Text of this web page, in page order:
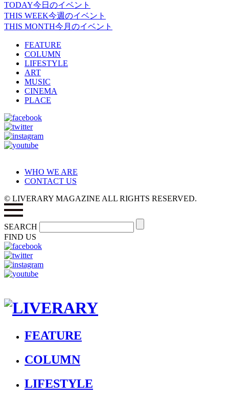
TODAY今日のイベント
THIS WEEK今週のイベント
THIS MONTH今月のイベント
FEATURE
COLUMN
LIFESTYLE
ART
MUSIC
CINEMA
PLACE
WHO WE ARE
CONTACT US
© LIVERARY MAGAZINE ALL RIGHTS RESERVED.
SEARCH
FIND US
FEATURE
COLUMN
LIFESTYLE